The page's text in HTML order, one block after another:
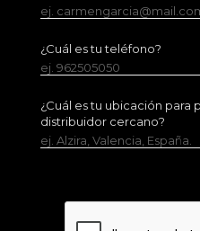
ej.
¿Cuál es tu teléfono?
ej. 962505050
¿Cuál es tu ubicación para
distribuidor cercano?
ej. Alzira, Valencia, España.